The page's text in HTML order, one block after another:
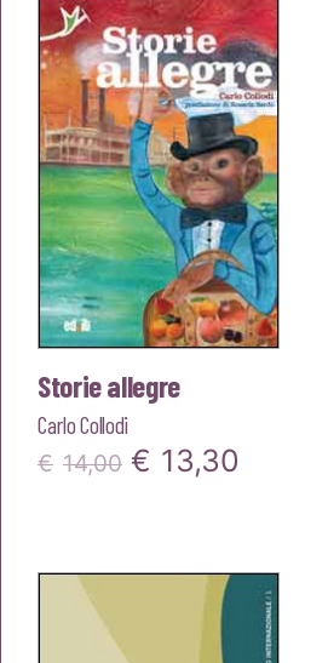
era:
€12,00.
è:
€11,40.
Storie allegre
Carlo Collodi
€ 14,00 Il
€14,00.
€ 13,30
€13,30.